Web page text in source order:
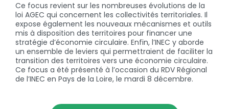
Ce focus revient sur les nombreuses évolutions de la
loi AGEC qui concernent les collectivités territoriales. Il
expose également les nouveaux mécanismes et outils
mis à disposition des territoires pour financer une
stratégie d’économie circulaire. Enfin, l’INEC y aborde
un ensemble de leviers qui permettraient de faciliter la
transition des territoires vers une économie circulaire.
Ce focus a été présenté à l’occasion du RDV Régional
de l’INEC en Pays de la Loire, le mardi 8 décembre.